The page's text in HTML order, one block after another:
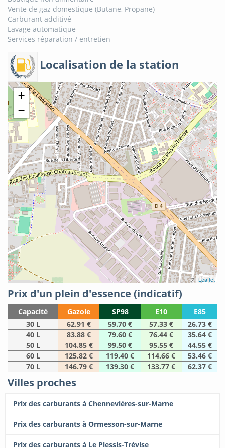
Vente de gaz domestique (Butane, Propane)
Carburant additivé
Lavage automatique
Services réparation / entretien
Localisation de la station
+
−
Leaflet
Prix d'un plein d'essence (indicatif)
Capacité Gazole SP98 E10
E85
30 L
62.91 € 59.70 € 57.33 €
26.73 €
40 L
83.88 € 79.60 € 76.44 €
35.64 €
50 L
104.85 € 99.50 € 95.55 €
44.55 €
60 L
125.82 € 119.40 € 114.66 €
53.46 €
70 L
146.79 € 139.30 € 133.77 € 62.37 €
Villes proches
Prix des carburants à Chennevières-sur-Marne
Prix des carburants à Ormesson-sur-Marne
Prix des carburants à Le Plessis-Trévise